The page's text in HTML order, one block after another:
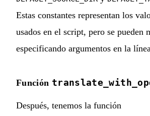
Estas constantes representan los
usados en el script, pero se pueden
especificando argumentos en la
Función
Después, tenemos la función